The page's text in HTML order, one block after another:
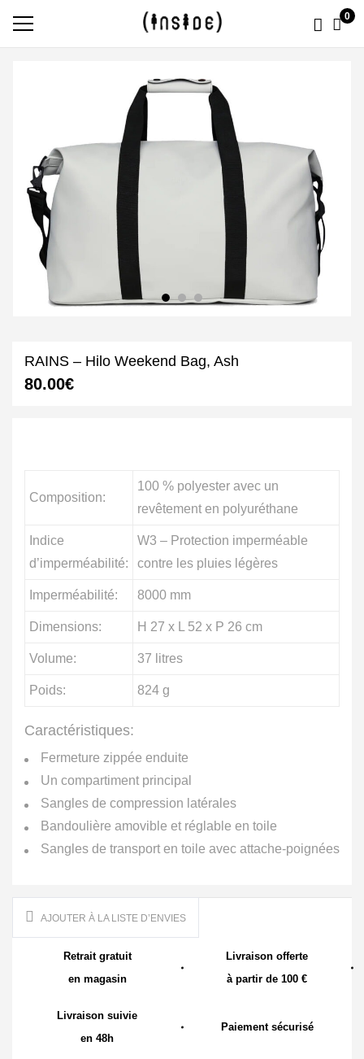
0
RAINS – Hilo Weekend Bag, Ash
80.00€
Composition:
100 % polyester avec un
revêtement en polyuréthane
Indice
d’imperméabilité:
W3 – Protection imperméable
contre les pluies légères
Imperméabilité: 8000 mm
Dimensions: H 27 x L 52 x P 26 cm
Volume: 37 litres
Poids: 824 g
Caractéristiques:
Fermeture zippée enduite
Un compartiment principal
Sangles de compression latérales
Bandoulière amovible et réglable en toile
Sangles de transport en toile avec attache-poignées
AJOUTER À LA LISTE D’ENVIES
Retrait gratuit
en magasin
Livraison offerte
à partir de 100 €
Livraison suivie
en 48h
Paiement sécurisé